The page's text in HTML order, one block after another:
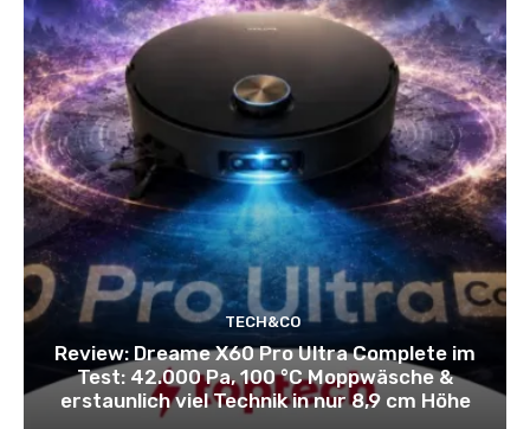
TECH&CO
Review: Dreame X60 Pro Ultra Complete im
Test: 42.000 Pa, 100 °C Moppwäsche &
erstaunlich viel Technik in nur 8,9 cm Höhe